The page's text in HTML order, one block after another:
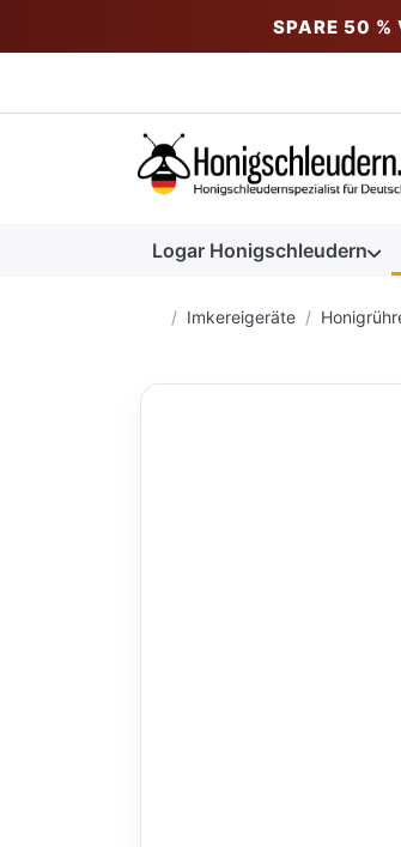
SPARE 50 %
Logar Honigschleudern
Startseite
Imkereigeräte